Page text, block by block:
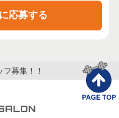
応募する
募集！！